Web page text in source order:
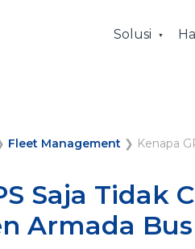
Solusi
Fleet Management ❯ Kenapa
Saja Tidak
Armada Bus